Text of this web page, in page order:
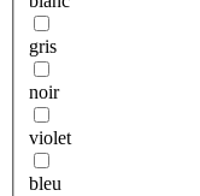
gris
noir
violet
bleu